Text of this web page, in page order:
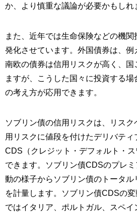
か、より慎重な議論が必要かもしれ
また、近年では生命保険などの機
発化させています。外国債券は、例
南欧の債券は信用リスクが高く、国
ますが、こうした国々に投資する場
の考え方が応用できます。
ソブリン債の信用リスクは、リス
用リスクに値段を付けたデリバテ
CDS（クレジット・デフォルト・
できます。ソブリン債CDSのプレ
動の様子からソブリン債のトータル
を計量します。ソブリン債CDSの
ではイタリア、ポルトガル、スペイ